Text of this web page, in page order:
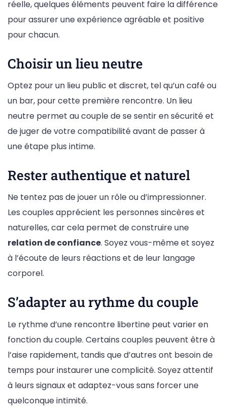
réelle, quelques éléments peuvent faire la différence
pour assurer une expérience agréable et positive
pour chacun.
Choisir un lieu neutre
Optez pour un lieu public et discret, tel qu’un café ou
un bar, pour cette première rencontre. Un lieu
neutre permet au couple de se sentir en sécurité et
de juger de votre compatibilité avant de passer à
une étape plus intime.
Rester authentique et naturel
Ne tentez pas de jouer un rôle ou d’impressionner.
Les couples apprécient les personnes sincères et
naturelles, car cela permet de construire une
relation de confiance. Soyez vous-même et soyez
à l’écoute de leurs réactions et de leur langage
corporel.
S’adapter au rythme du couple
Le rythme d’une rencontre libertine peut varier en
fonction du couple. Certains couples peuvent être à
l’aise rapidement, tandis que d’autres ont besoin de
temps pour instaurer une complicité. Soyez attentif
à leurs signaux et adaptez-vous sans forcer une
quelconque intimité.